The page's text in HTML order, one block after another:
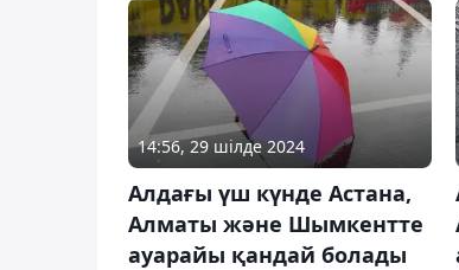
14:56, 29 шілде 2024
Алдағы үш күнде Астана,
Алматы және Шымкентте
ауарайы қандай болады